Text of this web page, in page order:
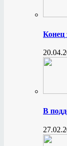
Конец
В